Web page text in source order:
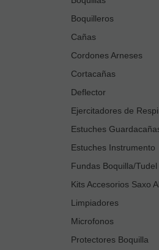
Boquilleros
Cañas
Cordones Arneses
Cortacañas
Deflector
Ejercitadores de
Estuches
Estuches Instrumento
Fundas Boquilla/Tudel
Kits Accesorios Saxo
Limpiadores
Microfonos
Protectores Boquilla